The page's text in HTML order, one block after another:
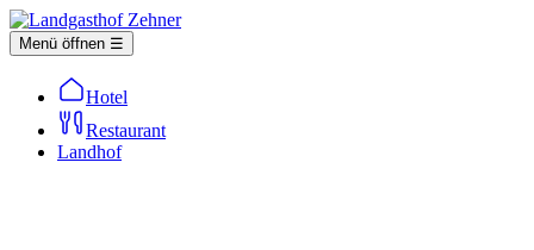
Menü öffnen ☰
Hotel
Restaurant
Landhof